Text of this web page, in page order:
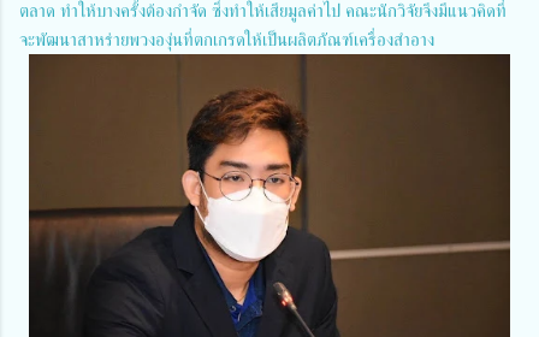
ตลาด ทำให้บางครั้งต้องกำจัด ซึ่งทำให้เสียมูลค่าไป คณะนักวิจัยจึงมีแนวคิดที่
จะพัฒนาสาหร่ายพวงองุ่นที่ตกเกรดให้เป็นผลิตภัณฑ์เครื่องสำอาง